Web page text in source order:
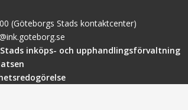
(Göteborgs Stads kontaktcenter)
inköps- och upphandlingsförvaltning